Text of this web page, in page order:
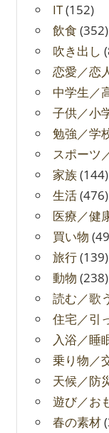
IT(152)
飲食 (352)
吹き出し
恋愛／恋
中学生／
子供／小
勉強／学
スポーツ
家族(144)
生活(476)
医療／健
買い物
旅行(139)
動物 (238)
読む／歌
住宅／引
入浴／睡
乗り物／
天候／防
遊び／お
春の素材